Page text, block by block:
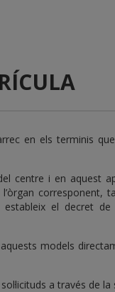
en els terminis
centre i en aquest
corresponent,
estableix el decret
models
a través de